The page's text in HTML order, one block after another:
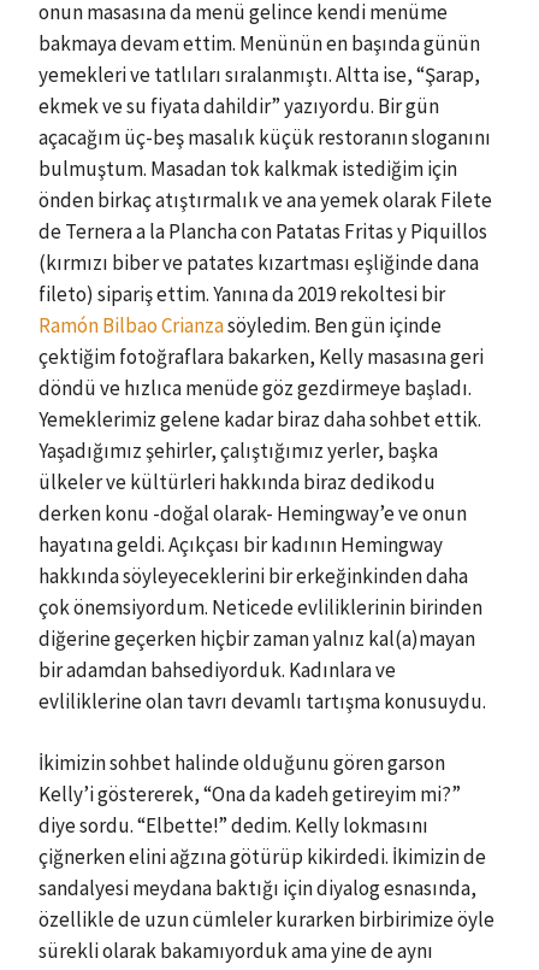
onun masasına da menü gelince kendi menüme
bakmaya devam ettim. Menünün en başında günün
yemekleri ve tatlıları sıralanmıştı. Altta ise, “Şarap,
ekmek ve su fiyata dahildir” yazıyordu. Bir gün
açacağım üç-beş masalık küçük restoranın sloganını
bulmuştum. Masadan tok kalkmak istediğim için
önden birkaç atıştırmalık ve ana yemek olarak Filete
de Ternera a la Plancha con Patatas Fritas y Piquillos
(kırmızı biber ve patates kızartması eşliğinde dana
fileto) sipariş ettim. Yanına da 2019 rekoltesi bir
Ramón Bilbao Crianzasöyledim. Ben gün içinde
çektiğim fotoğraflara bakarken, Kelly masasına geri
döndü ve hızlıca menüde göz gezdirmeye başladı.
Yemeklerimiz gelene kadar biraz daha sohbet ettik.
Yaşadığımız şehirler, çalıştığımız yerler, başka
ülkeler ve kültürleri hakkında biraz dedikodu
derken konu -doğal olarak- Hemingway’e ve onun
hayatına geldi. Açıkçası bir kadının Hemingway
hakkında söyleyeceklerini bir erkeğinkinden daha
çok önemsiyordum. Neticede evliliklerinin birinden
diğerine geçerken hiçbir zaman yalnız kal(a)mayan
bir adamdan bahsediyorduk. Kadınlara ve
evliliklerine olan tavrı devamlı tartışma konusuydu.
İkimizin sohbet halinde olduğunu gören garson
Kelly’i göstererek, “Ona da kadeh getireyim mi?”
diye sordu. “Elbette!” dedim. Kelly lokmasını
çiğnerken elini ağzına götürüp kikirdedi. İkimizin de
sandalyesi meydana baktığı için diyalog esnasında,
özellikle de uzun cümleler kurarken birbirimize öyle
sürekli olarak bakamıyorduk ama yine de aynı